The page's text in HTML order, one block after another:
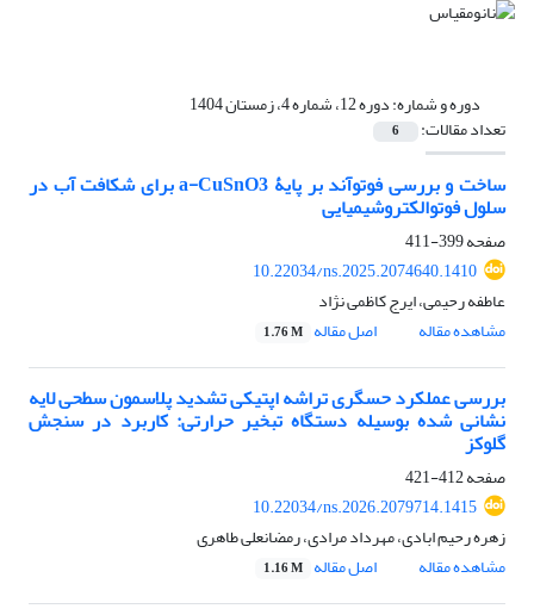
دوره و شماره:دوره 12، شماره 4، زمستان 1404
تعداد مقالات: 6
ساخت و بررسی فوتوآند بر پایۀ a-CuSnO3 برای شکافت آب در
سلول فوتوالکتروشیمیایی
صفحه399-411
10.22034/ns.2025.2074640.1410
عاطفه رحیمی، ایرج کاظمی نژاد
مشاهده مقاله
اصل مقاله 1.76 M
بررسی عملکرد حسگری تراشه اپتیکی تشدید پلاسمون سطحی لایه
‎نشانی شده بوسیله دستگاه تبخیر حرارتی: کاربرد در سنجش
گلوکز
صفحه412-421
10.22034/ns.2026.2079714.1415
زهره رحیم ابادی، مهرداد مرادی، رمضانعلی طاهری
مشاهده مقاله
اصل مقاله 1.16 M